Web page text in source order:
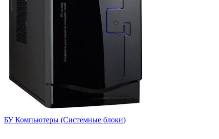
БУ Компьютеры (Системные блоки)